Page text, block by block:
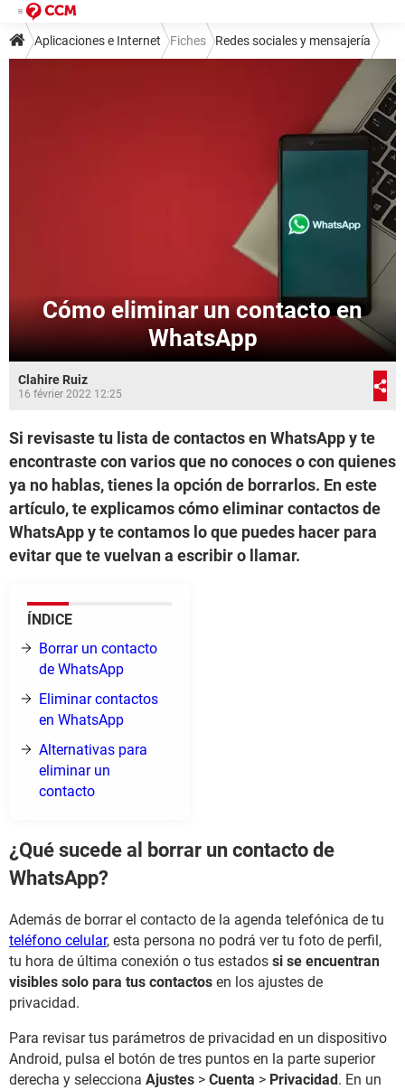
Aplicaciones e Internet Fiches Redes sociales y mensajería
Cómo eliminar un contacto en
WhatsApp
Clahire Ruiz
16 février 2022 12:25
Si revisaste tu lista de contactos en WhatsApp y te
encontraste con varios que no conoces o con quienes
ya no hablas, tienes la opción de borrarlos. En este
artículo, te explicamos cómo eliminar contactos de
WhatsApp y te contamos lo que puedes hacer para
evitar que te vuelvan a escribir o llamar.
ÍNDICE
Borrar un contacto
de WhatsApp
Eliminar contactos
en WhatsApp
Alternativas para
eliminar un
contacto
¿Qué sucede al borrar un contacto de
WhatsApp?
Además de borrar el contacto de la agenda telefónica de tu
teléfono celular, esta persona no podrá ver tu foto de perfil,
tu hora de última conexión o tus estados si se encuentran
visibles solo para tus contactos en los ajustes de
privacidad.
Para revisar tus parámetros de privacidad en un dispositivo
Android, pulsa el botón de tres puntos en la parte superior
derecha y selecciona Ajustes > Cuenta > Privacidad. En un